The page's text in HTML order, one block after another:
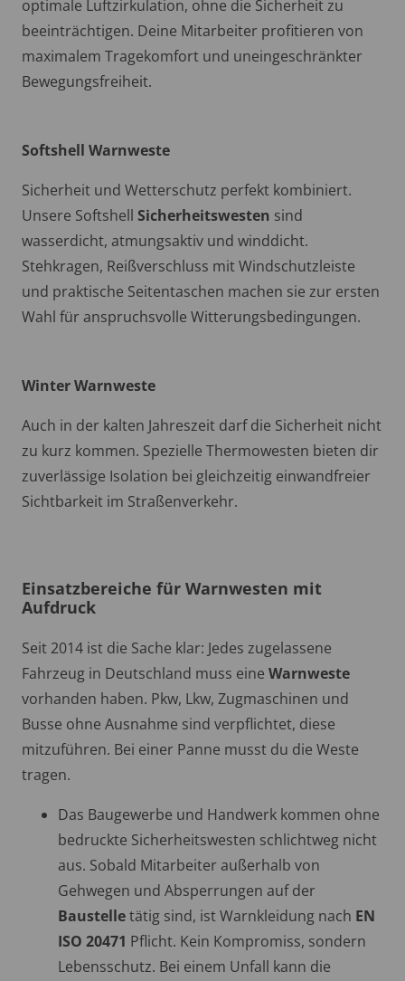
optimale Luftzirkulation, ohne die Sicherheit zu
beeinträchtigen. Deine Mitarbeiter profitieren von
maximalem Tragekomfort und uneingeschränkter
Bewegungsfreiheit.
Softshell Warnweste
Sicherheit und Wetterschutz perfekt kombiniert.
Unsere Softshell Sicherheitswesten sind
wasserdicht, atmungsaktiv und winddicht.
Stehkragen, Reißverschluss mit Windschutzleiste
und praktische Seitentaschen machen sie zur ersten
Wahl für anspruchsvolle Witterungsbedingungen.
Winter Warnweste
Auch in der kalten Jahreszeit darf die Sicherheit nicht
zu kurz kommen. Spezielle Thermowesten bieten dir
zuverlässige Isolation bei gleichzeitig einwandfreier
Sichtbarkeit im Straßenverkehr.
Einsatzbereiche für Warnwesten mit
Aufdruck
Seit 2014 ist die Sache klar: Jedes zugelassene
Fahrzeug in Deutschland muss eine Warnweste
vorhanden haben. Pkw, Lkw, Zugmaschinen und
Busse ohne Ausnahme sind verpflichtet, diese
mitzuführen. Bei einer Panne musst du die Weste
tragen.
Das Baugewerbe und Handwerk kommen ohne
bedruckte Sicherheitswesten schlichtweg nicht
aus. Sobald Mitarbeiter außerhalb von
Gehwegen und Absperrungen auf der
Baustelletätig sind, ist Warnkleidung nach EN
ISO 20471 Pflicht. Kein Kompromiss, sondern
Lebensschutz. Bei einem Unfall kann die